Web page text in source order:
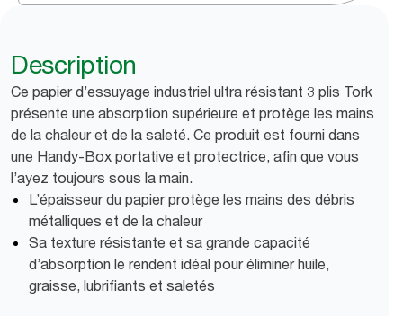
Description
Ce papier d’essuyage industriel ultra résistant 3 plis Tork
présente une absorption supérieure et protège les mains
de la chaleur et de la saleté. Ce produit est fourni dans
une Handy-Box portative et protectrice, afin que vous
l’ayez toujours sous la main.
L’épaisseur du papier protège les mains des débris
métalliques et de la chaleur
Sa texture résistante et sa grande capacité
d’absorption le rendent idéal pour éliminer huile,
graisse, lubrifiants et saletés